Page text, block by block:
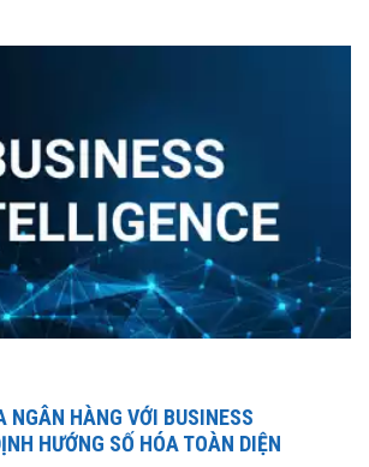
NGÂN HÀNG VỚI BUSINESS
HƯỚNG SỐ HÓA TOÀN DIỆN